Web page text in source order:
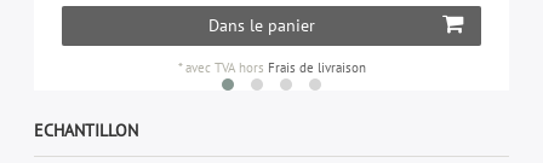
Dans le panier
*avec TVAhors Frais de livraison
ECHANTILLON